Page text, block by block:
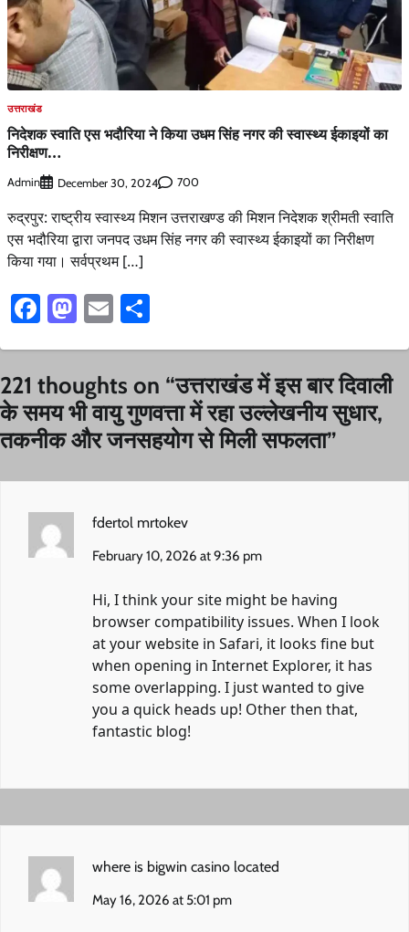
उत्तराखंड
निदेशक स्वाति एस भदौरिया ने किया उधम सिंह नगर की स्वास्थ्य ईकाइयों का
निरीक्षण…
Admin December 30, 2024 700
रुद्रपुर: राष्ट्रीय स्वास्थ्य मिशन उत्तराखण्ड की मिशन निदेशक श्रीमती स्वाति
एस भदौरिया द्वारा जनपद उधम सिंह नगर की स्वास्थ्य ईकाइयों का निरीक्षण
किया गया। सर्वप्रथम […]
Facebook
Mastodon
Email
221 thoughts on “उत्तराखंड में इस बार दिवाली
के समय भी वायु गुणवत्ता में रहा उल्लेखनीय सुधार,
तकनीक और जनसहयोग से मिली सफलता”
fdertol mrtokev
February 10, 2026 at 9:36 pm
Hi, I think your site might be having
browser compatibility issues. When I look
at your website in Safari, it looks fine but
when opening in Internet Explorer, it has
some overlapping. I just wanted to give
you a quick heads up! Other then that,
fantastic blog!
where is bigwin casino located
May 16, 2026 at 5:01 pm